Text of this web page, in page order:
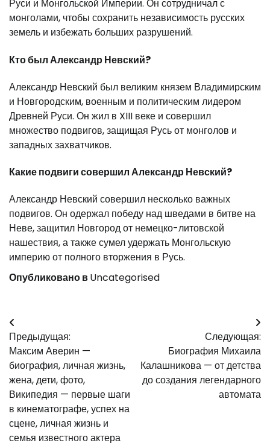
Руси и Монгольской Империи. Он сотрудничал с
монголами, чтобы сохранить независимость русских
земель и избежать больших разрушений.
Кто был Александр Невский?
Александр Невский был великим князем Владимирским
и Новгородским, военным и политическим лидером
Древней Руси. Он жил в XIII веке и совершил
множество подвигов, защищая Русь от монголов и
западных захватчиков.
Какие подвиги совершил Александр Невский?
Александр Невский совершил несколько важных
подвигов. Он одержал победу над шведами в битве на
Неве, защитил Новгород от немецко-литовской
нашествия, а также сумел удержать Монгольскую
империю от полного вторжения в Русь.
Опубликовано вUncategorised
Навигация
по
записям
Предыдущая:
Максим Аверин —
биография, личная жизнь,
жена, дети, фото,
Википедия — первые шаги
в кинематографе, успех на
сцене, личная жизнь и
семья известного актера
Следующая:
Биография Михаила
Калашникова — от детства
до создания легендарного
автомата